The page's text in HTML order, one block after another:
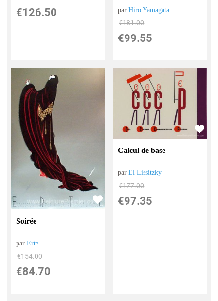
€126.50 parHiro Yamagata
€181.00
€99.55
Soirée
parErte
€154.00
€84.70
Calcul de base
parEl Lissitzky
€177.00
€97.35